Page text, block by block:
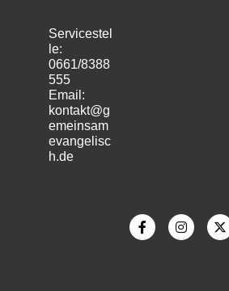
Servicestel
le:
0661/8388
555
Email:
kontakt@g
emeinsam
evangelisc
h.de